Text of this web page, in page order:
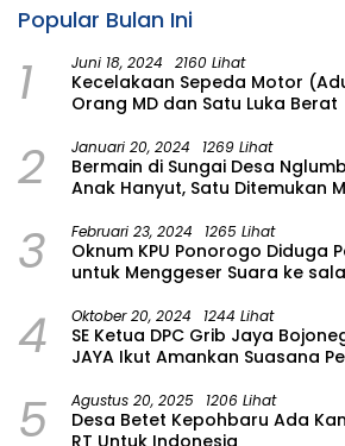
Popular Bulan Ini
1 Juni 18, 2024 2160 Lihat
Kecelakaan Sepeda Motor
Orang MD dan Satu Luka Berat
2 Januari 20, 2024 1269 Lihat
Bermain di Sungai Desa
Anak Hanyut, Satu Ditemukan
3 Februari 23, 2024 1265 Lihat
Oknum KPU Ponorogo Diduga
untuk Menggeser Suara ke
4 Oktober 20, 2024 1244 Lihat
SE Ketua DPC Grib Jaya
JAYA Ikut Amankan Suasana
5 Agustus 20, 2025 1206 Lihat
Desa Betet Kepohbaru Ada
RT Untuk Indonesia